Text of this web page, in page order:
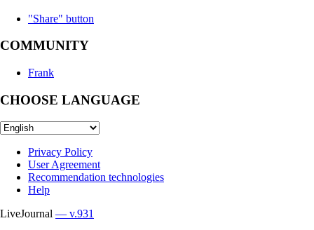
"Share" button
COMMUNITY
Frank
CHOOSE LANGUAGE
Privacy Policy
User Agreement
Recommendation technologies
Help
LiveJournal — v.931